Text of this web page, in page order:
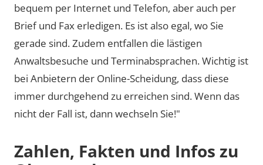
bequem per Internet und Telefon, aber auch per
Brief und Fax erledigen. Es ist also egal, wo Sie
gerade sind. Zudem entfallen die lästigen
Anwaltsbesuche und Terminabsprachen. Wichtig ist
bei Anbietern der Online-Scheidung, dass diese
immer durchgehend zu erreichen sind. Wenn das
nicht der Fall ist, dann wechseln Sie!"
Zahlen, Fakten und Infos zu